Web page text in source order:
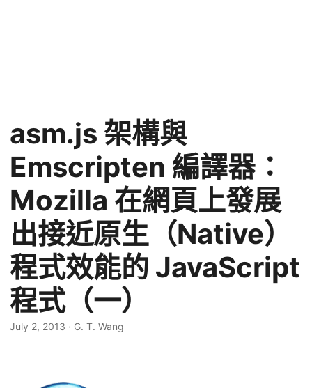
asm.js 架構與
Emscripten 編譯器：
Mozilla 在網頁上發展
出接近原生（Native）
程式效能的 JavaScript
程式（一）
July 2, 2013 · G. T. Wang